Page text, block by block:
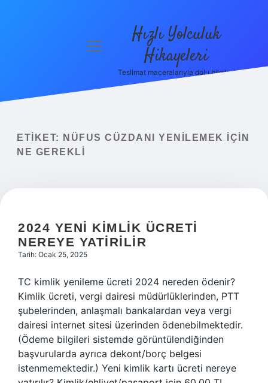
Yasal Uyarı
menüyü
Hızlı Yolculuk
Hikayeleri
Teslimat maceralarıyla dolu bilgiler!
ETIKET:
NÜFUS CÜZDANI YENILEMEK IÇIN
NE GEREKLI
2024 YENI KIMLIK ÜCRETI
NEREYE YATIRILIR
Tarih: Ocak 25, 2025
TC kimlik yenileme ücreti 2024 nereden ödenir?
Kimlik ücreti, vergi dairesi müdürlüklerinden, PTT
şubelerinden, anlaşmalı bankalardan veya vergi
dairesi internet sitesi üzerinden ödenebilmektedir.
(Ödeme bilgileri sistemde görüntülendiğinden
başvurularda ayrıca dekont/borç belgesi
istenmemektedir.) Yeni kimlik kartı ücreti nereye